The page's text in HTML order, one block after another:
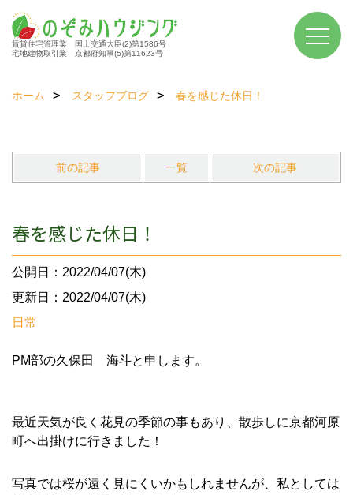
賃貸住宅管理業 国土交通大臣(2)第1586号
宅地建物取引業 京都府知事(5)第11623号
ホーム スタッフブログ 春を感じた休日！
前の記事 一覧 次の記事
春を感じた休日！
公開日：2022/04/07(木)
更新日：2022/04/07(木)
日常
PM部の久保田 海斗と申します。
最近天気が良く花見の季節の事もあり、散歩しに京都河原
町へ出掛けに行きました！
写真では桜が遠く見にくいかもしれませんが、私としては